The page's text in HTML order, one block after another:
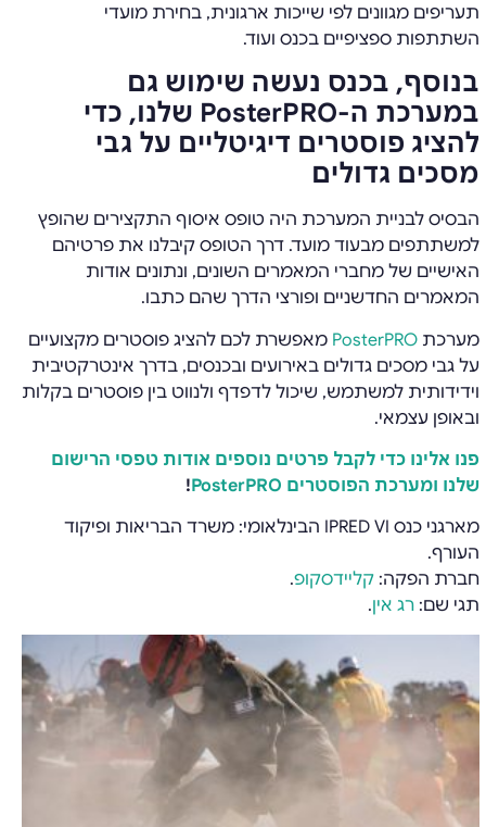
תעריפים מגוונים לפי שייכות ארגונית, בחירת מועדי
השתתפות ספציפיים בכנס ועוד.
בנוסף, בכנס נעשה שימוש גם
במערכת ה-PosterPRO שלנו, כדי
להציג פוסטרים דיגיטליים על גבי
מסכים גדולים
הבסיס לבניית המערכת היה טופס איסוף התקצירים שהופץ
למשתתפים מבעוד מועד. דרך הטופס קיבלנו את פרטיהם
האישיים של מחברי המאמרים השונים, ונתונים אודות
המאמרים החדשניים ופורצי הדרך שהם כתבו.
מערכת
מאפשרת לכם להציג פוסטרים מקצועיים
על גבי מסכים גדולים באירועים ובכנסים, בדרך אינטרקטיבית
וידידותית למשתמש, שיכול לדפדף ולנווט בין פוסטרים בקלות
ובאופן עצמאי.
פנו אלינו כדי לקבל פרטים נוספים אודות טפסי הרישום
שלנו ומערכת הפוסטרים PosterPRO
!
מארגני כנס IPRED VI הבינלאומי: משרד הבריאות ופיקוד
העורף.
חברת הפקה: קליידסקופ.
תגי שם: רג אין.